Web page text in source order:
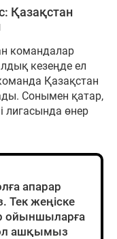
Қазақстан
командалар
кезеңде ел
Қазақстан
Сонымен қатар,
лигасында өнер
апарар
Тек жеңіске
ойыншыларға
ашқымыз